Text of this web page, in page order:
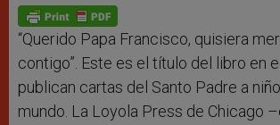
p
p
g
e
r
o
k
“Querido Papa Francisco, quisiera
contigo”. Este es el título del libro en
publican cartas del Santo Padre a
mundo. La Loyola Press de Chicago